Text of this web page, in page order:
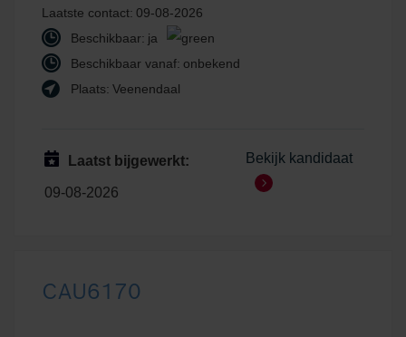
Laatste contact: 09-08-2026
Beschikbaar: ja
Beschikbaar vanaf: onbekend
Plaats: Veenendaal
Laatst bijgewerkt:
09-08-2026
Bekijk kandidaat
CAU6170